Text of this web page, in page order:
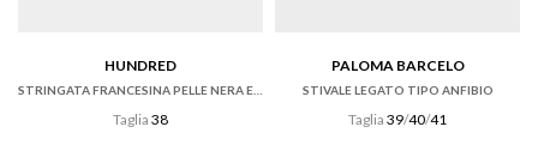
HUNDRED
STRINGATA FRANCESINA PELLE NERA ED ECRÙ
Taglia 38
PALOMA BARCELO
STIVALE LEGATO TIPO ANFIBIO
Taglia 39/40/41